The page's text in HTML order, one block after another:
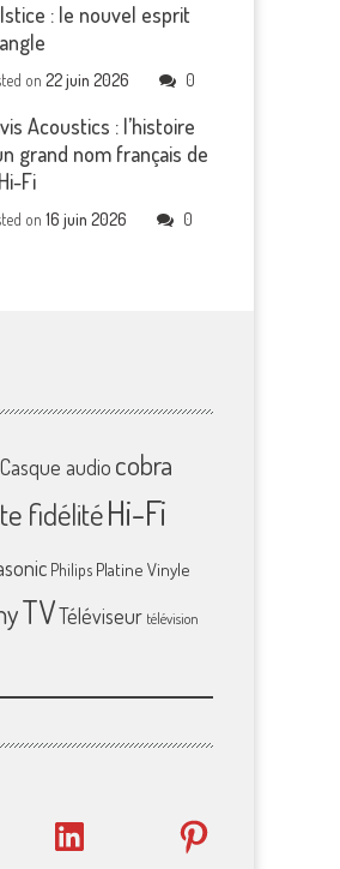
: le nouvel esprit
on22 juin 2026 0
Acoustics : l’histoire
grand nom français de
Fi
on16 juin 2026 0
Casque audio cobra
fidélitéHi-Fi
Philips Platine Vinyle
TVTéléviseur télévision
LinkedIn Pinterest